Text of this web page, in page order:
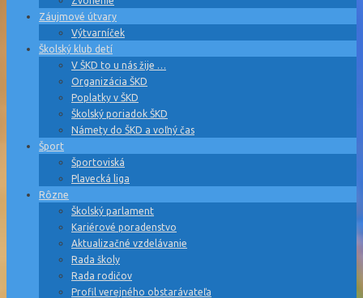
Záujmové útvary
Výtvarníček
Školský klub detí
V ŠKD to u nás žije …
Organizácia ŠKD
Poplatky v ŠKD
Školský poriadok ŠKD
Námety do ŠKD a voľný čas
Šport
Športoviská
Plavecká liga
Rôzne
Školský parlament
Kariérové poradenstvo
Aktualizačné vzdelávanie
Rada školy
Rada rodičov
Profil verejného obstarávateľa